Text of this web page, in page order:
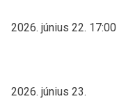
2026. június 22. 17:00
2026. június 23.